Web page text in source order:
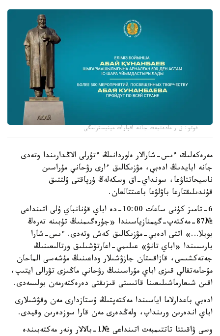
فوتو: ق ر مادەنيەت جانە اقپارات مينيسترلىگى
مەرەكەلىك ءىس-شارالار ەلوردانىڭ ءتۇرلى الاڭدارىندا وتەدى
جانە ابايدىڭ ادەبي، مۋزىكالىق ءارى رۋحاني مۇراسىن
ناسيحاتتاۋعا، سونداي-اق وسكەلەڭ ۇرپاقتى ۇلتتىق
قۇندىلىقتارعا باۋلۋعا باعىتتالعان.
6-تامىز كۇنى ساعات 10:00-دە اباي قۇنانباي ۇلى اتىنداعى
№87-مەكتەپ-گيمنازياسىندا «جۇرەگىمنىڭ تۇبىنە تەرەڭ
بويلا…» اتتى ادەبي-مۋزىكالىق كەش وتەدى. ءىس-شارا
بارىسىندا «اباي تانۋ» عىلىمي-اعارتۋشىلىق ورتالىعىنىڭ
جەتەكشىسى، قازاقستان جازۋشىلار وداعىنىڭ مۇشەسى الماحان
مۇحامەتقالي قىزى اباي مۇراسىنىڭ رۋحاني ماڭىزى تۋرالى ايتىپ،
اقىن شىعارماشىلىعىنا قاتىستى قىزىقتى دەرەكتەرمەن بولىسەدى.
ادەبي باعدارلاما اياسىندا مەكتەپتىڭ ۇستازدارى مەن وقۋشىلارى
اباي اندەرىن ورىنداپ، ولەڭدەرى مەن قارا سوزدەرىن وقيدى.
وسى ۋاقىتتا تاتتىمبەت اتىنداعى №1-بالالار ونەر مەكتەبىندە